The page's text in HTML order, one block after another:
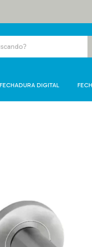
FECHADURA DIGITAL